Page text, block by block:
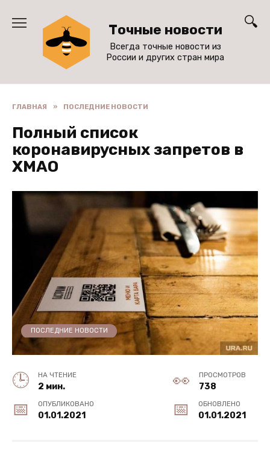
содержанию
Точные новости
Всегда точные новости из
России и других стран мира
ГЛАВНАЯ » ПОСЛЕДНИЕ НОВОСТИ
Полный список
коронавирусных запретов в
ХМАО
ПОСЛЕДНИЕ НОВОСТИ
НА ЧТЕНИЕ
2 мин.
ПРОСМОТРОВ
738
ОПУБЛИКОВАНО
01.01.2021
ОБНОВЛЕНО
01.01.2021